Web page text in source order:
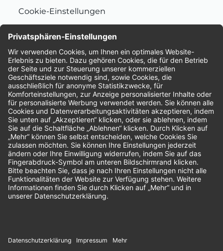
Cookie-Einstellungen
Bewertungen
Unsere Zahlungsarten: